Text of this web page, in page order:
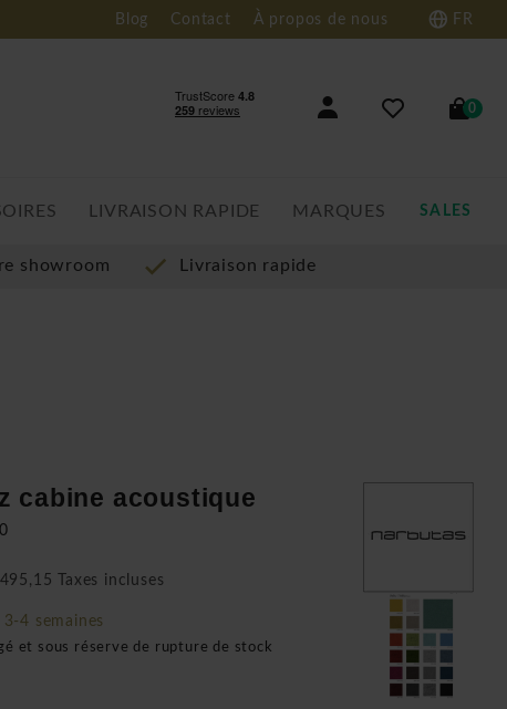
Blog Contact À propos de nous FR
0
LIVRAISON RAPIDE MARQUES SALES
showroom Livraison rapide
cabine acoustique
Taxes incluses
3-4 semaines
et sous réserve de rupture de stock